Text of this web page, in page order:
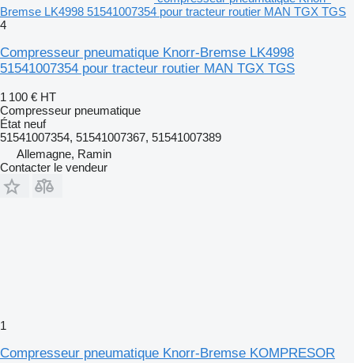
Bremse LK4998 51541007354 pour tracteur routier MAN TGX TGS
4
Compresseur pneumatique Knorr-Bremse LK4998
51541007354 pour tracteur routier MAN TGX TGS
1 100 € HT
Compresseur pneumatique
État neuf
51541007354, 51541007367, 51541007389
Allemagne, Ramin
Contacter le vendeur
1
Compresseur pneumatique Knorr-Bremse KOMPRESOR